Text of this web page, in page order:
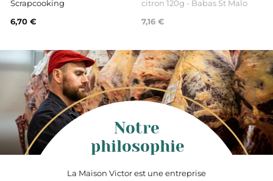
Scrapcooking
6,70 €
citron 120g - Babas St Malo
7,16 €
La Maison Victor est une entreprise
Notre
philosophie